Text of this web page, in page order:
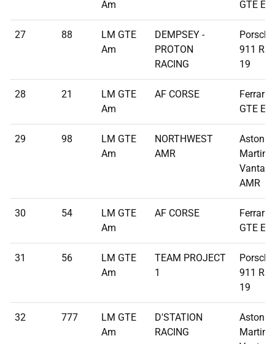
Am GTE
27 88
LM GTE
Am
DEMPSEY -
PROTON
RACING
Porsche
911
19
28 21
LM GTE
Am
AF CORSE
Ferrari
GTE
29 98
LM GTE
Am
NORTHWEST
AMR
Aston
Martin
Vantage
AMR
30 54
LM GTE
Am
AF CORSE
Ferrari
GTE
31 56
LM GTE
Am
TEAM PROJECT
1
Porsche
911
19
32 777
LM GTE
Am
D'STATION
RACING
Aston
Martin